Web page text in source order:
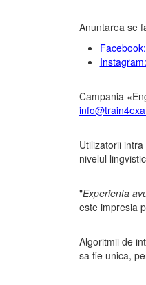
Anuntarea se
Campania
Utilizatorii
nivelul
"Experienta
este impresia
Algoritmii de
sa fie unica,